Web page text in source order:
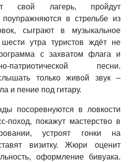
свой лагерь, пройдут
поупражняются в стрельбе из
сыграют в музыкальное
утра туристов ждёт не
с захватом флага и
патриотической песни.
только живой звук –
и пение под гитару.
посоревнуются в ловкости
поход, покажут мастерство в
устроят гонки на
визитку. Жюри оценит
оформление бивуака.